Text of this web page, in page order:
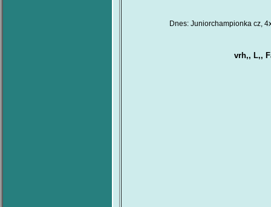
Dnes: Juniorchampionka cz,
vrh,, L,,